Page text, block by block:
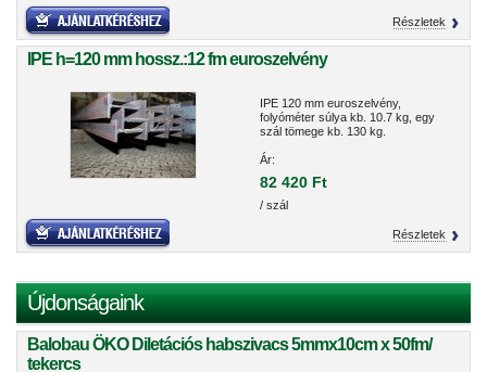
Részletek
IPE h=120 mm hossz.:12 fm euroszelvény
IPE 120 mm euroszelvény,
folyóméter súlya kb. 10.7 kg, egy
szál tömege kb. 130 kg.
Ár:
82 420 Ft
/ szál
Részletek
Újdonságaink
Balobau ÖKO Diletációs habszivacs 5mmx10cm x 50fm/
tekercs